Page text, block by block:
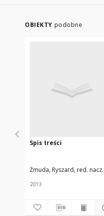
OBIEKTY podobne
Spis treści
Żmuda, Ryszard, red. nacz.
2013